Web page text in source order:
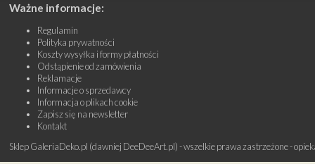
Ważne informacje:
Regulamin
Polityka prywatności
Koszty wysyłka i formy płatności
Odstąpienie od zamówienia
Reklamacje
Informacje o sprzedawcy
Informacja o plikach cookie
Zapisz się na newsletter
Kontakt
Sklep GaleriaDeko.pl (dawniej DeeDeeArt.pl) - wszelkie prawa zastrzeżone -